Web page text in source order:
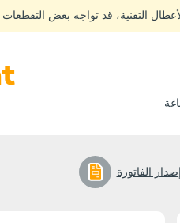
التقنية، قد تواجه بعض
إصدار الفاتورة